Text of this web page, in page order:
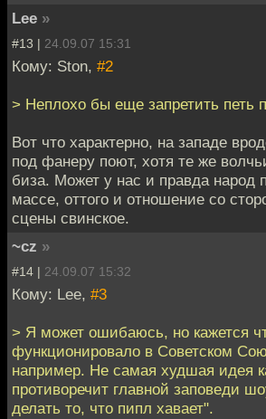
Lee »
#13 | 24.09.07 15:31
Кому: Ston, #2
> Неплохо бы еще запретить петь
Вот что характерно, на западе
под фанеру поют, хотя те же
биза. Может у нас и правда народ
массе, оттого и отношение со
сцены свинское.
~cz »
#14 | 24.09.07 15:32
Кому: Lee, #3
> Я может ошибаюсь, но кажется
функционировало в Советском
например. Не самая худшая идея
противоречит главной заповеди
делать то, что пипл хавает".